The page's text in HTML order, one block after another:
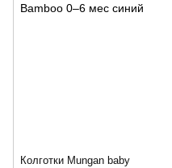
Колготки Mungan baby